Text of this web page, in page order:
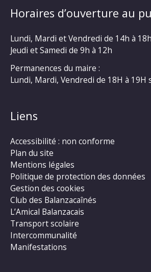
Horaires d’ouverture au
Lundi, Mardi et Vendredi de 14h à 18h
Jeudi et Samedi de 9h à 12h
Permanences du maire :
Lundi, Mardi, Vendredi de 18H à 19H
Liens
Accessibilité : non conforme
Plan du site
Mentions légales
Politique de protection des données
Gestion des cookies
Club des Balanzacaînés
L’Amical Balanzacais
Transport scolaire
Intercommunalité
Manifestations